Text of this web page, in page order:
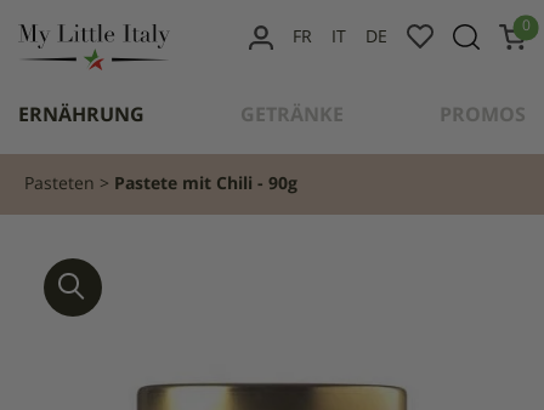
ERNÄHRUNG GETRÄNKE PROMOS
FR DE
0
Pasteten Pastete mit Chili - 90g